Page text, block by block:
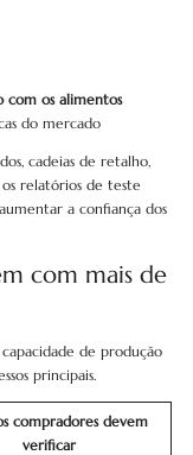
com os alimentos
do mercado
cadeias de retalho,
relatórios de teste
a confiança dos
com mais de
de produção
principais.
compradores devem
verificar